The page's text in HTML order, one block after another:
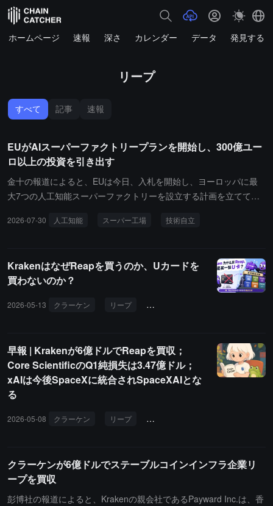
ホームページ 速報 深さ カレンダー データ 発見する
リープ
すべて 記事 速報
EUがAIスーパーファクトリープランを開始し、300億ユー
ロ以上の投資を引き出す
金十の報道によると、EUは今日、入札を開始し、ヨーロッパに最
大7つの人工知能スーパーファクトリーを設立する計画を立ててお
の計画は産業界が主導し、最大100億ユーロの資金支援を受け、少
を提供し、先進的なAIプロセッサー、ソフトウェア、クラウド技術
を統合し、ヨーロッパの技術分野におけるリーダーシップをさらに
2026-07-30 人工知能 スーパー工場 技術自立
KrakenはなぜReapを買うのか、Uカードを
買わないのか？
2026-05-13 クラーケン リープ ペイワード
早報 | Krakenが6億ドルでReapを買収；
Core ScientificのQ1純損失は3.47億ドル；
xAIは今後SpaceXに統合されSpaceXAIとな
る
2026-05-08 クラーケン リープ コアサイエンティフィック
クラーケンが6億ドルでステーブルコインインフラ企業リ
ープを買収
彭博社の報道によると、Krakenの親会社であるPayward Inc.は、香